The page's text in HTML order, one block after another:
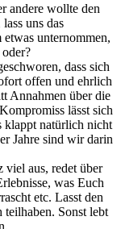
andere wollte den
uns das
unternommen,
dass sich
offen und ehrlich
Annahmen über die
lässt sich
klappt natürlich nicht
Jahre sind wir darin
viel aus, redet über
was Euch
etc. Lasst den
Sonst lebt